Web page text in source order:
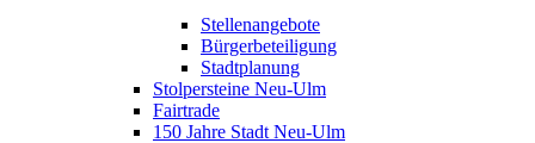
Stellenangebote
Bürgerbeteiligung
Stadtplanung
Stolpersteine Neu-Ulm
Fairtrade
150 Jahre Stadt Neu-Ulm